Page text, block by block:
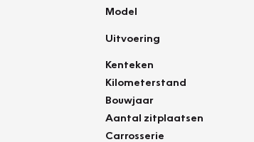
Model
Uitvoering
Kenteken
Kilometerstand
Bouwjaar
Aantal zitplaatsen
Carrosserie